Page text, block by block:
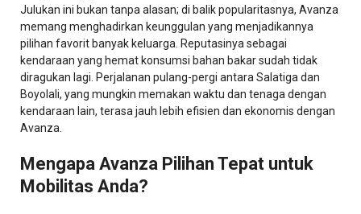
Julukan ini bukan tanpa alasan; di balik popularitasnya, Avanza
memang menghadirkan keunggulan yang menjadikannya
pilihan favorit banyak keluarga. Reputasinya sebagai
kendaraan yang hemat konsumsi bahan bakar sudah tidak
diragukan lagi. Perjalanan pulang-pergi antara Salatiga dan
Boyolali, yang mungkin memakan waktu dan tenaga dengan
kendaraan lain, terasa jauh lebih efisien dan ekonomis dengan
Avanza.
Mengapa Avanza Pilihan Tepat untuk
Mobilitas Anda?